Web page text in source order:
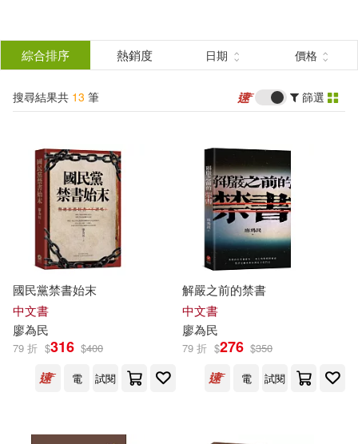
結
分類 (單選)
所有商品(13) 圖書(10)
電子書(3)
作者 (可複選)
廖為民(8) 唐文慧(1)
廖侃(1)
綜合排序 熱銷度 日期 價格
搜尋結果共 13 筆 篩選
國民黨禁書始末
中文書
廖為民
79 折 $316 $400
電
試閱
解嚴之前的禁書
中文書
廖為民
79 折 $276 $350
電
試閱